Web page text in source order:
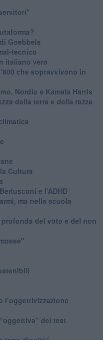
Goebbels
tecnico
italiano vero
che sopravvivono in
Nordio e Kamala Harris
della terra e della razza
Cultura
e l’ADHD
ma nella scuola
del voto e del non
l’oggettivizzazione
dei test